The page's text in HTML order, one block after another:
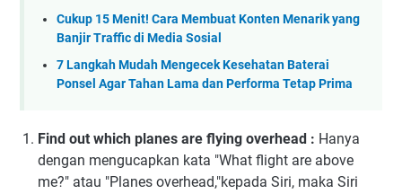
Cukup 15 Menit! Cara Membuat Konten Menarik yang
Banjir Traffic di Media Sosial
7 Langkah Mudah Mengecek Kesehatan Baterai
Ponsel Agar Tahan Lama dan Performa Tetap Prima
Find out which planes are flying overhead : Hanya
dengan mengucapkan kata "What flight are above
me?" atau "Planes overhead,"kepada Siri, maka Siri